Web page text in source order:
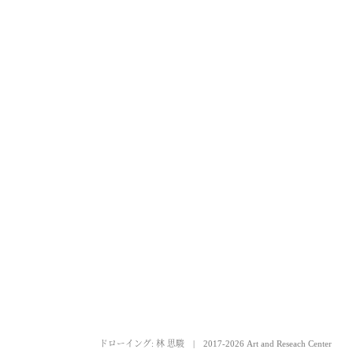
ドローイング: 林 思駿 2017-2026 Art and Reseach Center